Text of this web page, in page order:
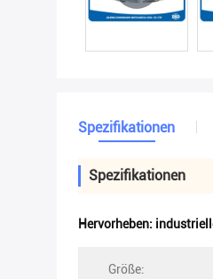
Spezifikationen
Spezifikationen
Hervorheben:
Größe: